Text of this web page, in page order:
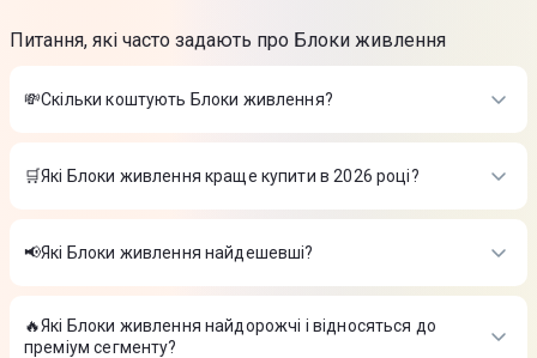
Питання, які часто задають про Блоки живлення
💸Скільки коштують Блоки живлення?
Вартість товарів в категорії Блоки живлення в інтернет-
магазині Цитрус
Блок живлення SEASONIC SFX 750W FOCUS-SGX-750
Блок живлення MSI ATX 750W MAG A750GLS PCIE5-6 999
🛒Які Блоки живлення краще купити в 2026 році?
Найкращі Блоки живлення в 2026 році на думку інтернет-
магазину Цитрус
Блок живлення SEASONIC SFX 750W FOCUS-SGX-750
8 399 ₴
📢Які Блоки живлення найдешевші?
Блок живлення AZZA ATX 650W (PSAZ-650B-WHITE)
1 899
🔥Які Блоки живлення найдорожчі і відносяться до
преміум сегменту?